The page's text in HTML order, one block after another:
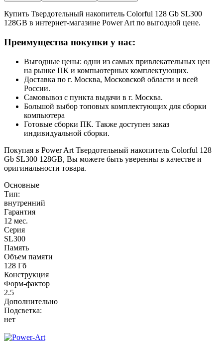
Купить Твердотельный накопитель Colorful 128 Gb SL300
128GB в интернет-магазине Power Art по выгодной цене.
Преимущества покупки у нас:
Выгодные цены: одни из самых привлекательных цен
на рынке ПК и компьютерных комплектующих.
Доставка по г. Москва, Московской области и всей
России.
Самовывоз с пункта выдачи в г. Москва.
Большой выбор топовых комплектующих для сборки
компьютера
Готовые сборки ПК. Также доступен заказ
индивидуальной сборки.
Покупая в Power Art Твердотельный накопитель Colorful 128
Gb SL300 128GB, Вы можете быть уверенны в качестве и
оригинальности товара.
Основные
Тип:
внутренний
Гарантия
12 мес.
Серия
SL300
Память
Объем памяти
128 Гб
Конструкция
Форм-фактор
2.5
Дополнительно
Подсветка:
нет